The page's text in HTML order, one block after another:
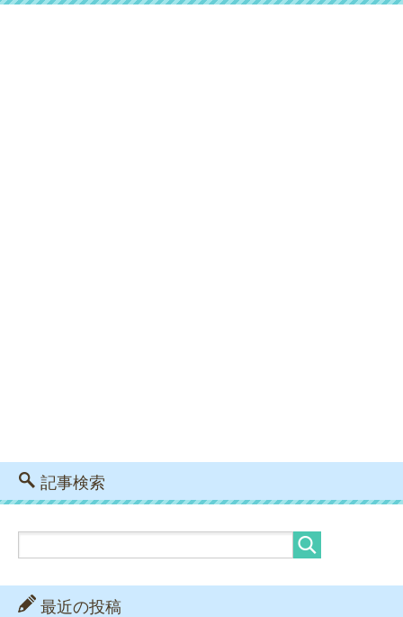
記事検索
最近の投稿